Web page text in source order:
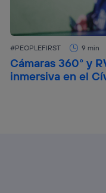
Cámaras 360° y
inmersiva en el
#PEOPLEFIRST 9 min